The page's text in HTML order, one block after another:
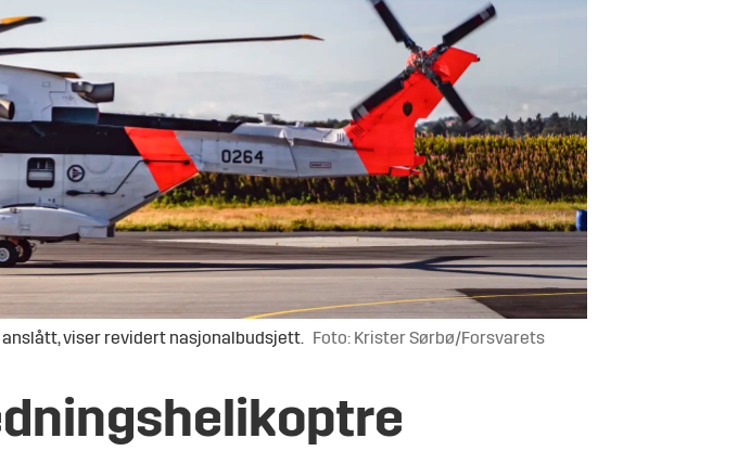
anslått, viser revidert nasjonalbudsjett. Foto: Krister Sørbø/Forsvarets